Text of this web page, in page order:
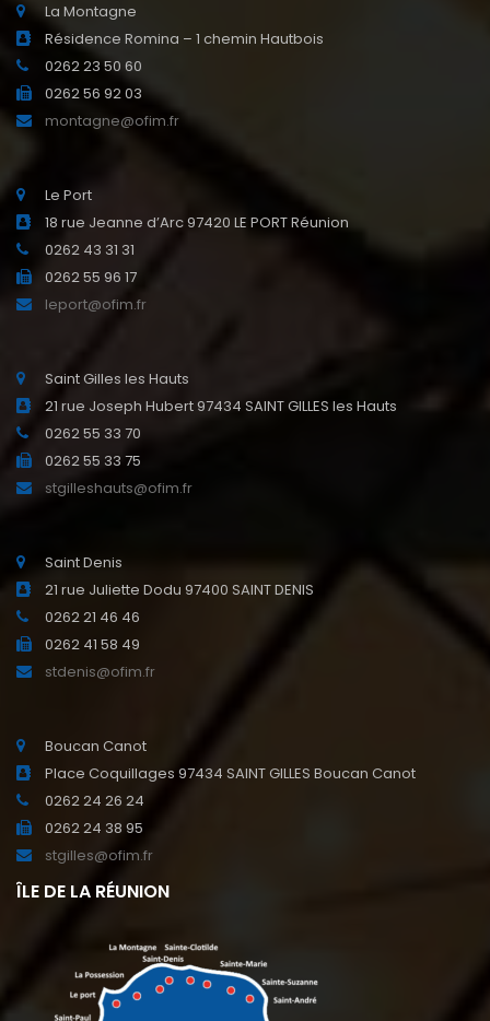
La Montagne
Résidence Romina – 1 chemin Hautbois
0262 23 50 60
0262 56 92 03
montagne@ofim.fr
Le Port
18 rue Jeanne d’Arc 97420 LE PORT Réunion
0262 43 31 31
0262 55 96 17
leport@ofim.fr
Saint Gilles les Hauts
21 rue Joseph Hubert 97434 SAINT GILLES les Hauts
0262 55 33 70
0262 55 33 75
stgilleshauts@ofim.fr
Saint Denis
21 rue Juliette Dodu 97400 SAINT DENIS
0262 21 46 46
0262 41 58 49
stdenis@ofim.fr
Boucan Canot
Place Coquillages 97434 SAINT GILLES Boucan Canot
0262 24 26 24
0262 24 38 95
stgilles@ofim.fr
ÎLE DE LA RÉUNION